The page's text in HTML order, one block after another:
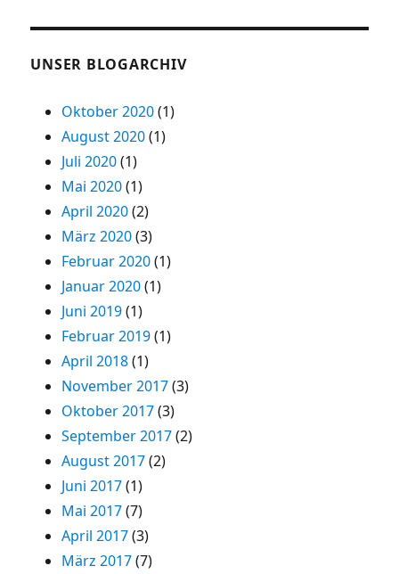
UNSER BLOGARCHIV
Oktober 2020(1)
August 2020(1)
Juli 2020(1)
Mai 2020(1)
April 2020(2)
März 2020(3)
Februar 2020(1)
Januar 2020(1)
Juni 2019(1)
Februar 2019(1)
April 2018(1)
November 2017(3)
Oktober 2017(3)
September 2017(2)
August 2017(2)
Juni 2017(1)
Mai 2017(7)
April 2017(3)
März 2017(7)